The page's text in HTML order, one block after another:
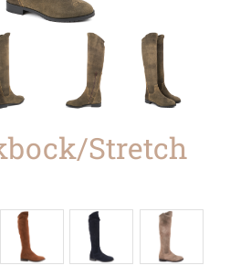
Stretch